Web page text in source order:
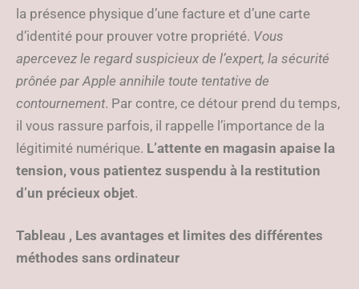
la présence physique d’une facture et d’une carte
d’identité pour prouver votre propriété. Vous
apercevez le regard suspicieux de l’expert, la sécurité
prônée par Apple annihile toute tentative de
contournement. Par contre, ce détour prend du temps,
il vous rassure parfois, il rappelle l’importance de la
légitimité numérique. L’attente en magasin apaise la
tension, vous patientez suspendu à la restitution
d’un précieux objet.
Tableau , Les avantages et limites des différentes
méthodes sans ordinateur